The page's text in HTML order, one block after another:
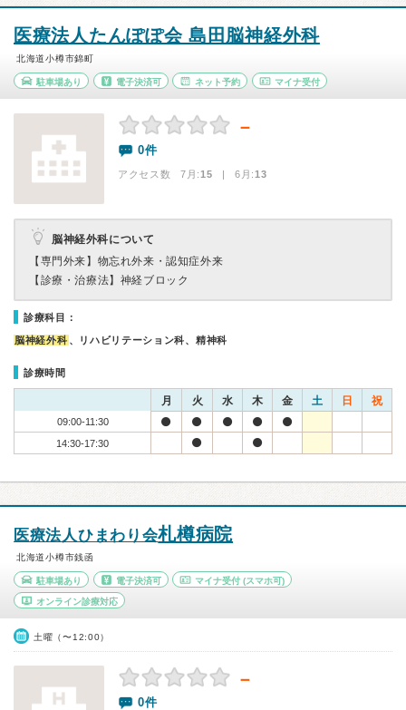
医療法人たんぽぽ会 島田脳神経外科
北海道小樽市錦町
駐車場あり 電子決済可 ネット予約 マイナ受付
－
0件
アクセス数 7月:15 | 6月:13
脳神経外科について
【専門外来】 物忘れ外来・認知症外来
【診療・治療法】 神経ブロック
診療科目：
脳神経外科 、リハビリテーション科、精神科
診療時間
月 火 水 木 金 土 日 祝
09:00-11:30
14:30-17:30
医療法人ひまわり会札樽病院
北海道小樽市銭函
駐車場あり 電子決済可 マイナ受付 (スマホ可)
オンライン診療対応
土曜（〜12:00）
－
0件